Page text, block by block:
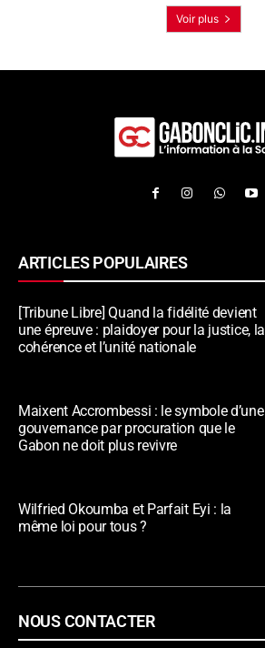
Voir plus
ARTICLES POPULAIRES
[Tribune Libre] Quand la fidélité devient
une épreuve : plaidoyer pour la justice, la
cohérence et l’unité nationale
Maixent Accrombessi : le symbole d’une
gouvernance par procuration que le
Gabon ne doit plus revivre
Wilfried Okoumba et Parfait Eyi : la
même loi pour tous ?
NOUS CONTACTER